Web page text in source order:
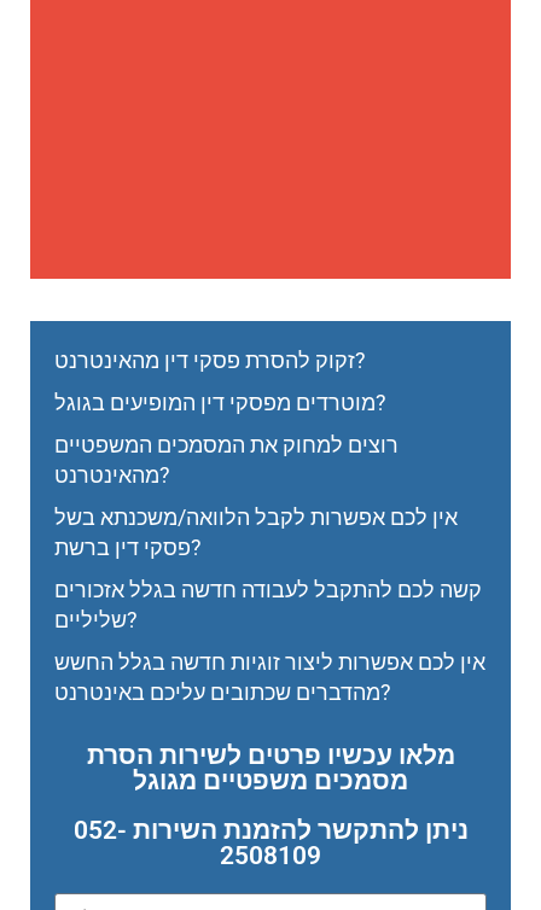
זקוק להסרת פסקי דין מהאינטרנט?
מוטרדים מפסקי דין המופיעים בגוגל?
רוצים למחוק את המסמכים המשפטיים
מהאינטרנט?
אין לכם אפשרות לקבל הלוואה/משכנתא בשל
פסקי דין ברשת?
קשה לכם להתקבל לעבודה חדשה בגלל אזכורים
שליליים?
אין לכם אפשרות ליצור זוגיות חדשה בגלל החשש
מהדברים שכתובים עליכם באינטרנט?
מלאו עכשיו פרטים לשירות הסרת
מסמכים משפטיים מגוגל
ניתן להתקשר להזמנת השירות 052-
2508109